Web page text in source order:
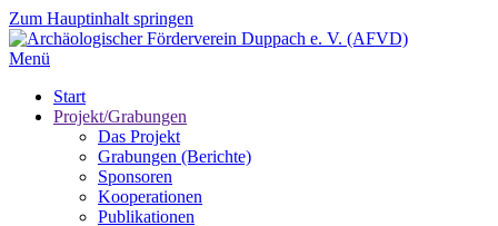
Zum Hauptinhalt springen
Menü
Start
Projekt/Grabungen
Das Projekt
Grabungen (Berichte)
Sponsoren
Kooperationen
Publikationen